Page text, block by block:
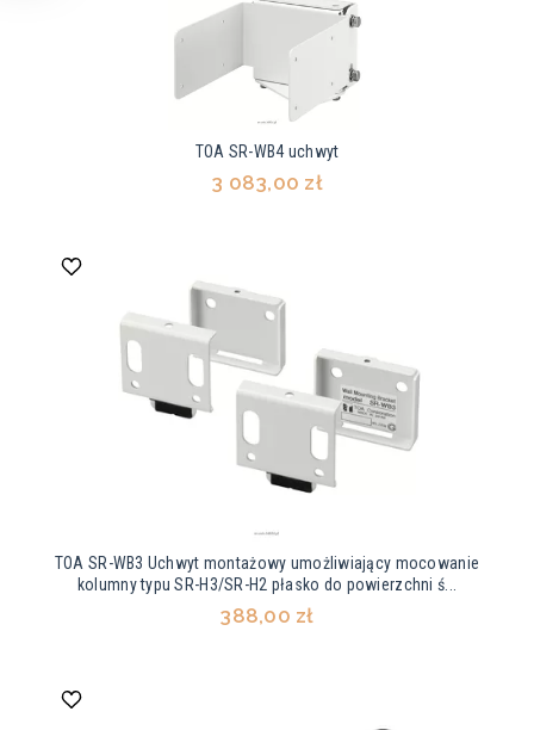
TOA SR-WB4 uchwyt
3 083,00 zł
TOA SR-WB3 Uchwyt montażowy umożliwiający mocowanie
kolumny typu SR-H3/SR-H2 płasko do powierzchni ś...
388,00 zł